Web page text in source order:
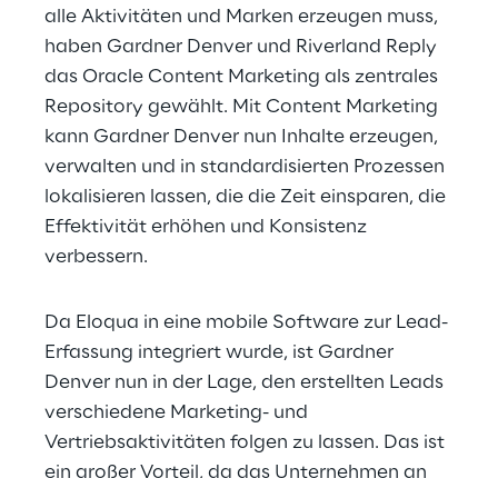
alle Aktivitäten und Marken erzeugen muss,
haben Gardner Denver und Riverland Reply
das Oracle Content Marketing als zentrales
Repository gewählt. Mit Content Marketing
kann Gardner Denver nun Inhalte erzeugen,
verwalten und in standardisierten Prozessen
lokalisieren lassen, die die Zeit einsparen, die
Effektivität erhöhen und Konsistenz
verbessern.
Da Eloqua in eine mobile Software zur Lead-
Erfassung integriert wurde, ist Gardner
Denver nun in der Lage, den erstellten Leads
verschiedene Marketing- und
Vertriebsaktivitäten folgen zu lassen. Das ist
ein großer Vorteil, da das Unternehmen an